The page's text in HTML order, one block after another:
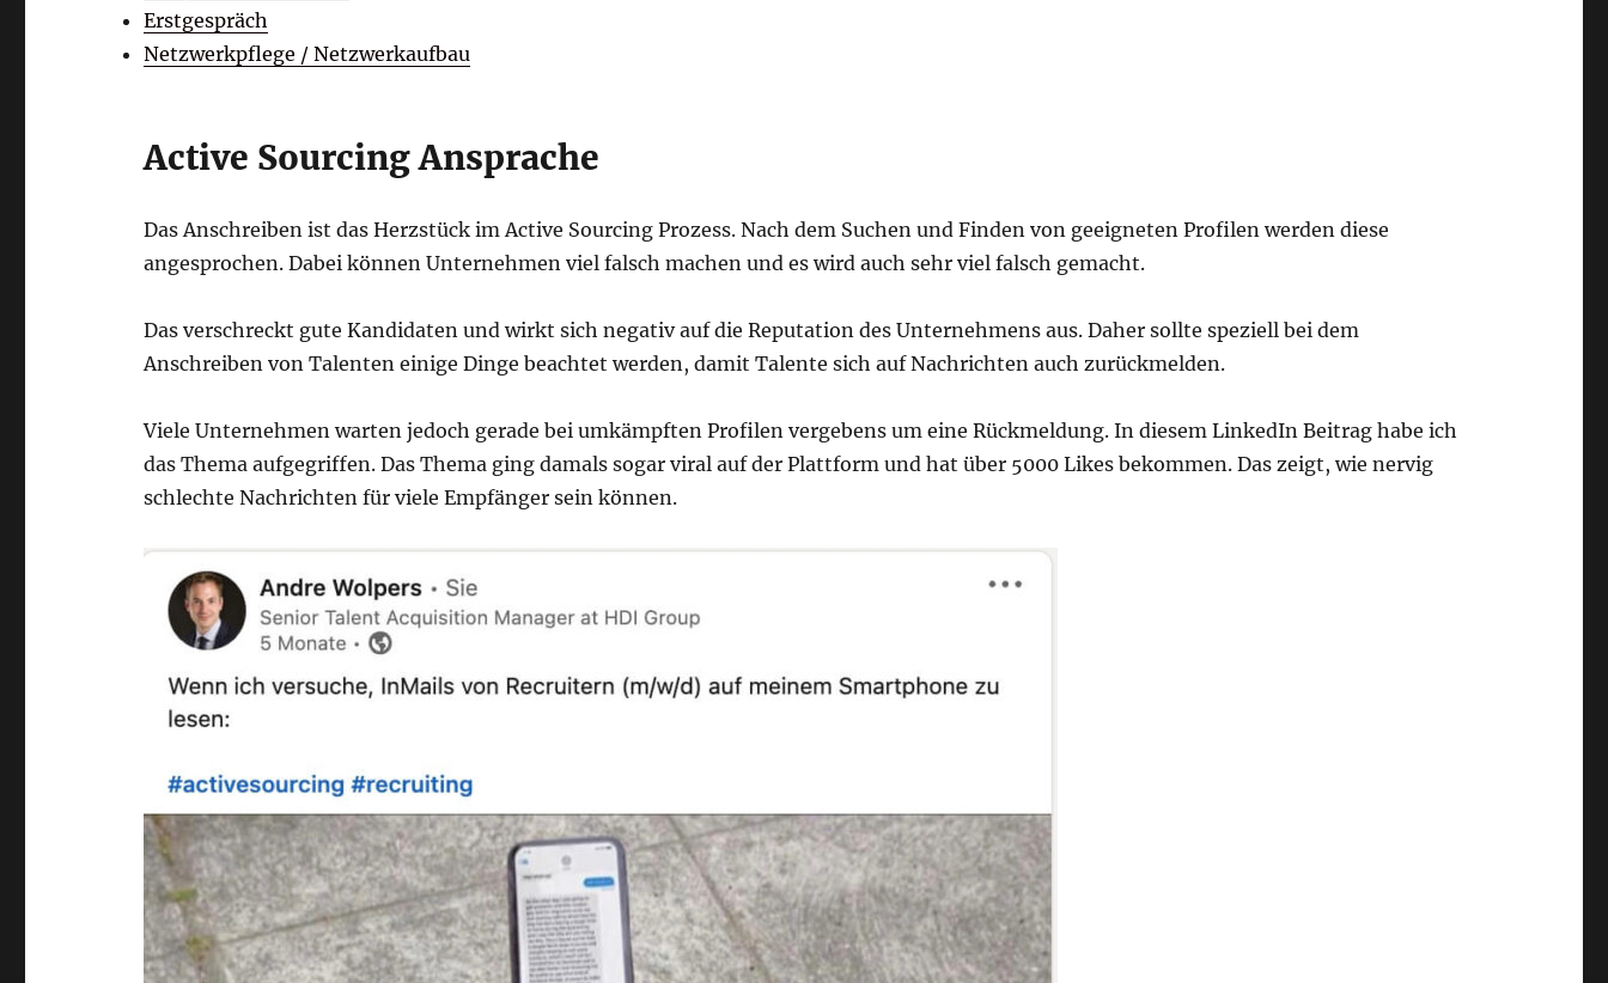
Erstgespräch
Netzwerkpflege / Netzwerkaufbau
Active Sourcing Ansprache
Das Anschreiben ist das Herzstück im Active Sourcing Prozess. Nach dem Suchen und Finden von geeigneten Profilen werden diese
angesprochen. Dabei können Unternehmen viel falsch machen und es wird auch sehr viel falsch gemacht.
Das verschreckt gute Kandidaten und wirkt sich negativ auf die Reputation des Unternehmens aus. Daher sollte speziell bei dem
Anschreiben von Talenten einige Dinge beachtet werden, damit Talente sich auf Nachrichten auch zurückmelden.
Viele Unternehmen warten jedoch gerade bei umkämpften Profilen vergebens um eine Rückmeldung. In diesem LinkedIn Beitrag habe ich
das Thema aufgegriffen. Das Thema ging damals sogar viral auf der Plattform und hat über 5000 Likes bekommen. Das zeigt, wie nervig
schlechte Nachrichten für viele Empfänger sein können.